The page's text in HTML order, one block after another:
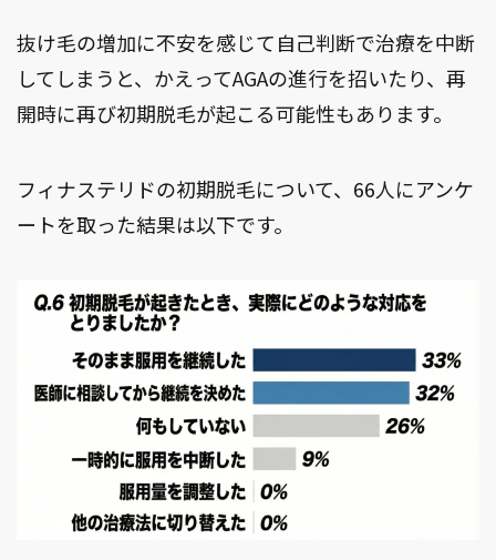
抜け毛の増加に不安を感じて自己判断で治療を中断
してしまうと、かえってAGAの進行を招いたり、再
開時に再び初期脱毛が起こる可能性もあります。
フィナステリドの初期脱毛について、66人にアンケ
ートを取った結果は以下です。